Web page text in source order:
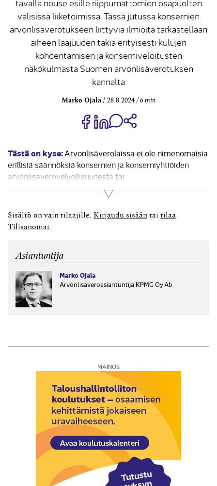
tavalla nouse esille riippumattomien osapuolten
välisissä liiketoimissa. Tässä jutussa konsernien
arvonlisäverotukseen liittyviä ilmiöitä tarkastellaan
aiheen laajuuden takia erityisesti kulujen
kohdentamisen ja konserniveloitusten
näkökulmasta Suomen arvonlisäverotuksen
kannalta
Marko Ojala 28.8.2024 6 min
Jaa Share on Facebook
Jaa Share on LinkedIn
Jaa WhatsApp-viestinä
Tästä on kyse:Arvonlisäverolaissa ei ole nimenomaisia
erillisiä säännöksiä konsernien ja konserniyhtiöiden
arvonlisäverovelvollisuudesta tai
arvonlisäverokohtelusta. Poikkeuksen tästä
muodostavat niin sanotut verovelvollisuusryhmät.
Samaan verovelvollisuusryhmään kuuluvien yhtiöiden
keskinäiset liiketoimet jäävät arvonlisäverotuksen
arvonlisäverottomia rahoitus- tai vakuutuspalveluja
myyvien...
Lue lisää
Sisältö on vain tilaajille. Kirjaudu sisään tai tilaa
Tilisanomat
Asiantuntija
Marko Ojala
Arvonlisäveroasiantuntija KPMG Oy Ab
MAINOS